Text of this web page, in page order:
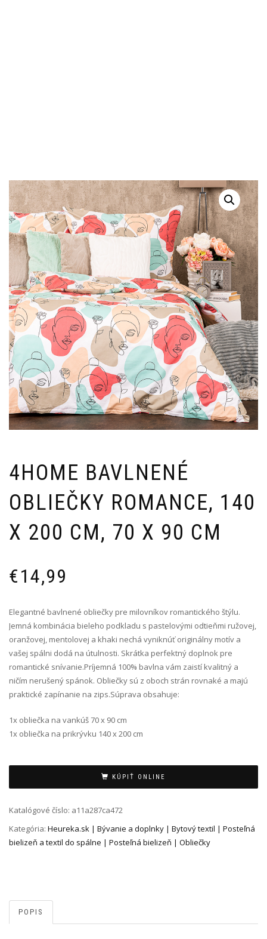
4HOME BAVLNENÉ
OBLIEČKY ROMANCE, 140
X 200 CM, 70 X 90 CM
€14,99
Elegantné bavlnené obliečky pre milovníkov romantického štýlu.
Jemná kombinácia bieleho podkladu s pastelovými odtieňmi ružovej,
oranžovej, mentolovej a khaki nechá vyniknúť originálny motív a
vašej spálni dodá na útulnosti. Skrátka perfektný doplnok pre
romantické snívanie.Príjemná 100% bavlna vám zaistí kvalitný a
ničím nerušený spánok. Obliečky sú z oboch strán rovnaké a majú
praktické zapínanie na zips.Súprava obsahuje:
1x obliečka na vankúš 70 x 90 cm
1x obliečka na prikrývku 140 x 200 cm
KÚPIŤ ONLINE
Katalógové číslo: a11a287ca472
Kategória: Heureka.sk | Bývanie a doplnky | Bytový textil | Posteľná
bielizeň a textil do spálne | Posteľná bielizeň | Obliečky
POPIS